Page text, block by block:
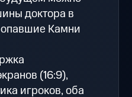
доктора в
Камни
(16:9),
игроков, оба